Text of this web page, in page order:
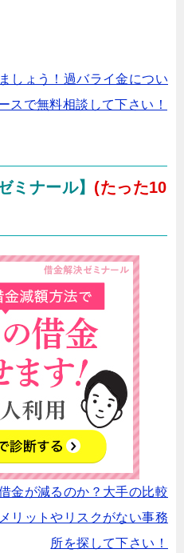
しょう！過バライ金につい
スで無料相談して下さい！
ミナール】 (たった10
金が減るのか？大手の比較
リットやリスクがない事務
所を探して下さい！